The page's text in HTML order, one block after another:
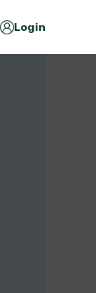
Login